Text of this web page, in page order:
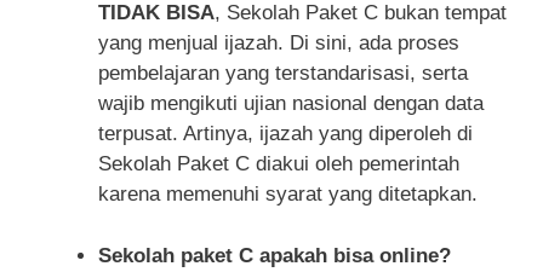
TIDAK BISA, Sekolah Paket C bukan tempat
yang menjual ijazah. Di sini, ada proses
pembelajaran yang terstandarisasi, serta
wajib mengikuti ujian nasional dengan data
terpusat. Artinya, ijazah yang diperoleh di
Sekolah Paket C diakui oleh pemerintah
karena memenuhi syarat yang ditetapkan.
Sekolah paket C apakah bisa online?